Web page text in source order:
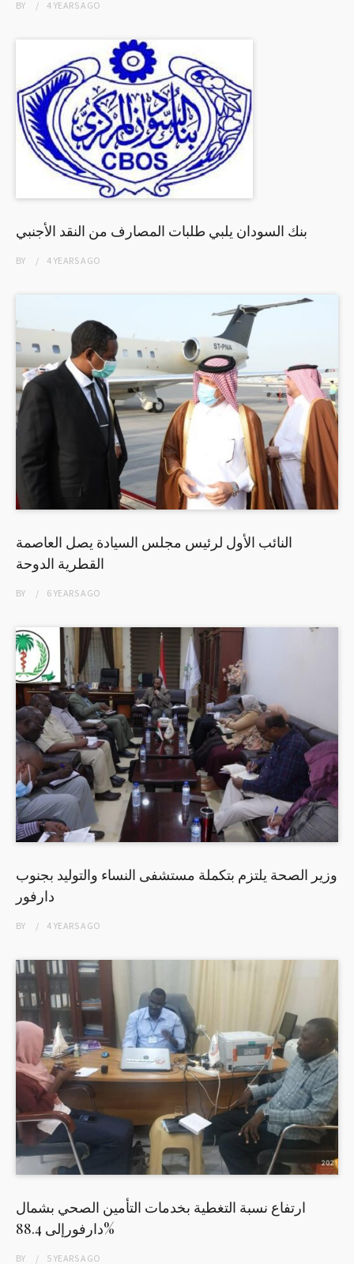
BY 4 YEARSAGO
بنك السودان يلبي طلبات المصارف من النقد الأجنبي
BY 4 YEARSAGO
النائب الأول لرئيس مجلس السيادة يصل العاصمة
القطرية الدوحة
BY 6 YEARSAGO
وزير الصحة يلتزم بتكملة مستشفى النساء والتوليد بجنوب
دارفور
BY 4 YEARSAGO
ارتفاع نسبة التغطية بخدمات التأمين الصحي بشمال
دارفورإلى 88.4%
BY 5 YEARSAGO